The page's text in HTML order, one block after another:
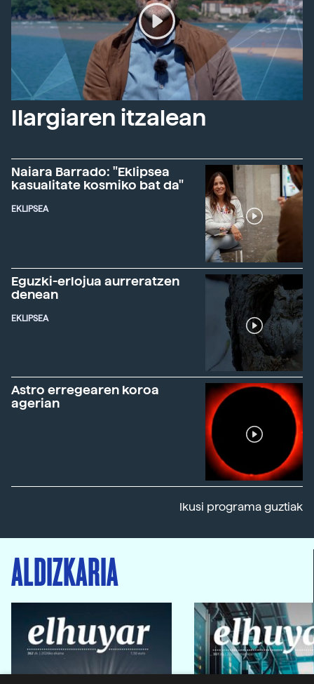
Ilargiaren itzalean
Naiara Barrado: "Eklipsea
kasualitate kosmiko bat da"
EKLIPSEA
Eguzki-erlojua aurreratzen
denean
EKLIPSEA
Astro erregearen koroa
agerian
Ikusi programa guztiak
ALDIZKARIA